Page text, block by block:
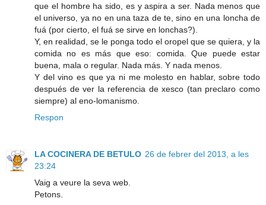
que el hombre ha sido, es y aspira a ser. Nada menos que
el universo, ya no en una taza de te, sino en una loncha de
fuá (por cierto, el fuá se sirve en lonchas?).
Y, en realidad, se le ponga todo el oropel que se quiera, y la
comida no es más que eso: comida. Que puede estar
buena, mala o regular. Nada más. Y nada menos.
Y del vino es que ya ni me molesto en hablar, sobre todo
después de ver la referencia de xesco (tan preclaro como
siempre) al eno-lomanismo.
Respon
LA COCINERA DE BETULO 26 de febrer del 2013, a les
23:24
Vaig a veure la seva web.
Petons.